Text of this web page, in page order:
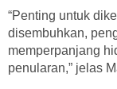
“Penting untuk
disembuhkan,
memperpanjang
penularan,” jelas